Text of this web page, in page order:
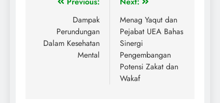
Dampak
Perundungan
Dalam Kesehatan
Mental
Menag Yaqut dan
Pejabat UEA Bahas
Sinergi
Pengembangan
Potensi Zakat dan
Wakaf